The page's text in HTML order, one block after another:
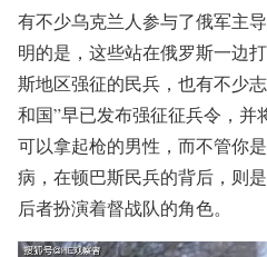
有不少乌克兰人参与了俄军主
明的是，这些站在俄罗斯一边
斯地区强征的民兵，也有不少
和国”早已发布强征征兵令，并
可以拿起枪的男性，而不管你
病，在顿巴斯民兵的背后，则
后者扮演着督战队的角色。